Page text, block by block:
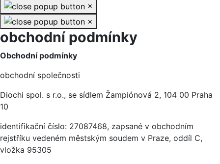
×
×
obchodní podmínky
Obchodní podmínky
obchodní společnosti
Diochi spol. s r.o., se sídlem Žampiónová 2, 104 00 Praha
10
identifikační číslo: 27087468, zapsané v obchodním
rejstříku vedeném městským soudem v Praze, oddíl C,
vložka 95305